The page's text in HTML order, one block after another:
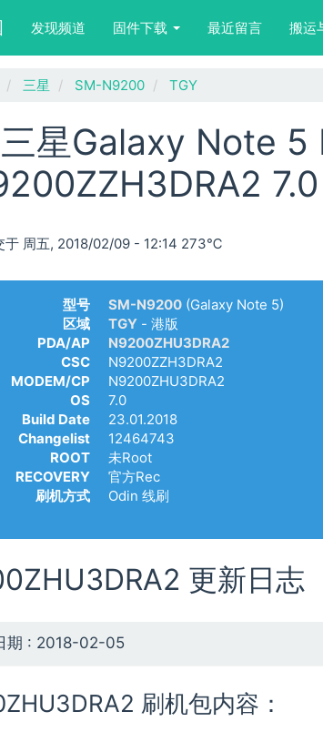
发现频道 固件下载 最近留言 搬运
三星 SM-N9200 TGY
星Galaxy Note
于 周五, 2018/02/09 - 12:14 273℃
型号 SM-N9200 (Galaxy Note 5)
区域
TGY - 港版
PDA/AP
N9200ZHU3DRA2
CSC
N9200ZZH3DRA2
MODEM/CP
N9200ZHU3DRA2
OS
7.0
Build Date
23.01.2018
Changelist
12464743
ROOT
未Root
RECOVERY
官方Rec
刷机方式
Odin 线刷
更新日志
期 : 2018-02-05
刷机包内容：